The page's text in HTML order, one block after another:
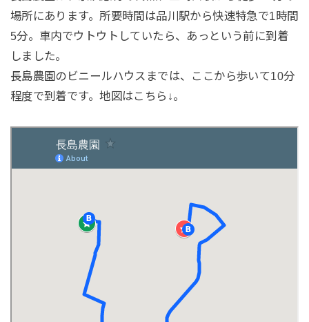
場所にあります。所要時間は品川駅から快速特急で1時間
5分。車内でウトウトしていたら、あっという前に到着
しました。
長島農園のビニールハウスまでは、ここから歩いて10分
程度で到着です。地図はこちら↓。